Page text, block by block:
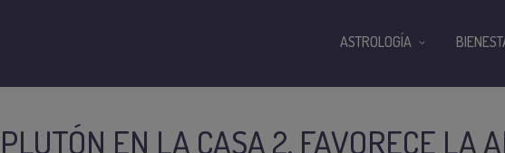
PLUTÓN EN LA CASA 2, FAVORECE LA
ASTROLOGÍA